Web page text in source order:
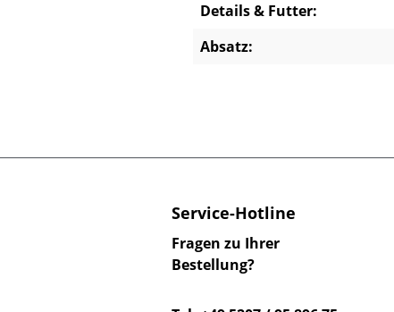
Details & Futter:
Absatz:
Service-Hotline
Fragen zu Ihrer
Bestellung?